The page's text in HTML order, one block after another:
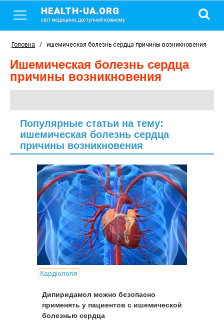
HEALTH-UA.ORG
світ медицини, доступний кожному
Головна / ишемическая болезнь сердца причины возникновения
ишемическая болезнь сердца
причины возникновения
Популярные статьи на тему:
ишемическая болезнь сердца
причины возникновения
Кардіологія
Дипиридамол можно безопасно
применять у пациентов с ишемической
болезнью сердца